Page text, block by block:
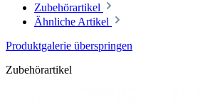
Zubehörartikel
Ähnliche Artikel
Produktgalerie überspringen
Zubehörartikel